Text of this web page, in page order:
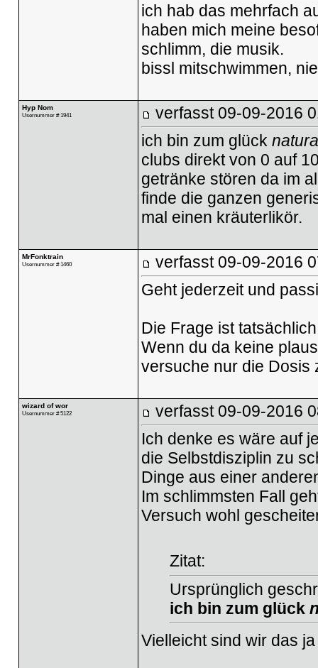
ich hab das mehrfach
haben mich meine
schlimm, die musik.
bissl mitschwimmen,
Hyp Nom
Usernummer # 1941 verfasst 09-09-2016
ich bin zum glück
clubs direkt von 0 auf
getränke stören da im
finde die ganzen
mal einen kräuterlikör.
MrFonktrain
Usernummer # 1460 verfasst 09-09-2016
Geht jederzeit und
Die Frage ist
Wenn du da keine
versuche nur die
wizard of wor
Usernummer # 5122 verfasst 09-09-2016
Ich denke es wäre auf
die Selbstdisziplin zu
Dinge aus einer
Im schlimmsten Fall
Versuch wohl
Zitat:
Ursprünglich
ich bin zum glück
Vielleicht sind wir das